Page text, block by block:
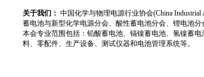
关于我们： 中国化学与物理电源行业协会(China
蓄电池与新型化学电源分会、酸性蓄电池分会、锂电池
本会专业范围包括：铅酸蓄电池、镉镍蓄电池、氢镍蓄
料、零配件、生产设备、测试仪器和电池管理系统等。